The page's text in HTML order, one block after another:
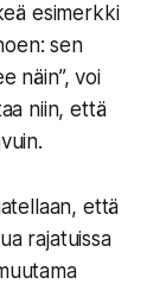
esimerkki
sen
näin”, voi
niin, että
että
rajatuissa